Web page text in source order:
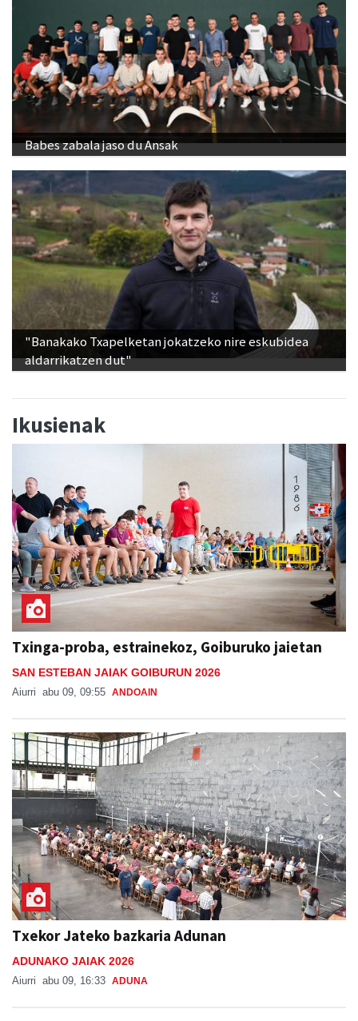
Babes zabala jaso du Ansak
"Banakako Txapelketan jokatzeko nire eskubidea
aldarrikatzen dut"
Ikusienak
Txinga-proba, estrainekoz, Goiburuko jaietan
SAN ESTEBAN JAIAK GOIBURUN 2026
Aiurri abu 09, 09:55 ANDOAIN
Txekor Jateko bazkaria Adunan
ADUNAKO JAIAK 2026
Aiurri abu 09, 16:33 ADUNA